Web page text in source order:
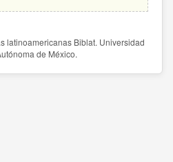
latinoamericanas Biblat. Universidad
de México.